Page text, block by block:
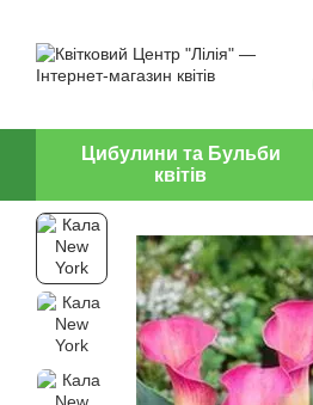
Цибулини та Бульби
квітів